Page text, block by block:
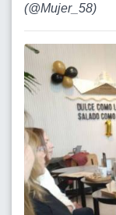
(@Mujer_58)